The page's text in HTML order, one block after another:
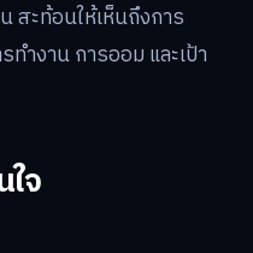
สะท้อนให้เห็นถึงการ
ำงาน การออม และเป้า
จ